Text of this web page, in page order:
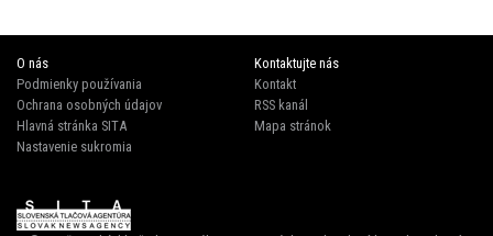
O nás
Podmienky používania
Ochrana osobných údajov
Hlavná stránka SITA
Nastavenie sukromia
Kontaktujte nás
Kontakt
RSS kanál
Mapa stránok